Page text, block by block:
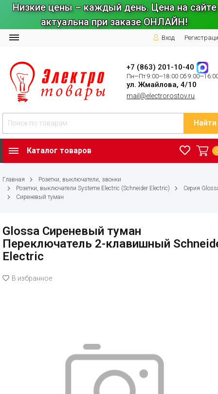
Низкие цены – каждый день. Цена на сайте
актуальна при заказе ОНЛАЙН!
Вход
+7 (863) 201-10-40
Пн—Пт 9:00—18:00 Сб
ул. Жмайлова, 4/10
mail@electrorostov.ru
Найти
Каталог товаров
Главная
Розетки, выключатели, звонки
Розетки, выключатели Systeme Electric (Schneider Electric)
Серия
Сиреневый туман
Glossa Сиреневый туман
Переключатель 2-клавишный
Electric
В избранное